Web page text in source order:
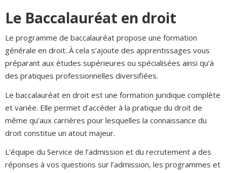
Le Baccalauréat en droit
Le programme de baccalauréat propose une formation
générale en droit. À cela s’ajoute des apprentissages vous
préparant aux études supérieures ou spécialisées ainsi qu’à
des pratiques professionnelles diversifiées.
Le baccalauréat en droit est une formation juridique complète
et variée. Elle permet d’accéder à la pratique du droit de
même qu’aux carrières pour lesquelles la connaissance du
droit constitue un atout majeur.
L’équipe du Service de l’admission et du recrutement a des
réponses à vos questions sur l’admission, les programmes et